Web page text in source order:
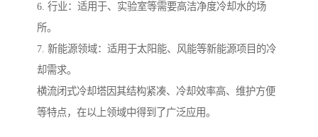
6. 行业：适用于、实验室等需要高洁净度冷却水的场
所。
7. 新能源领域：适用于太阳能、风能等新能源项目的冷
却需求。
横流闭式冷却塔因其结构紧凑、冷却效率高、维护方便
等特点，在以上领域中得到了广泛应用。